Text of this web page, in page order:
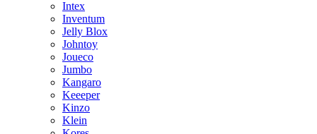
Intex
Inventum
Jelly Blox
Johntoy
Joueco
Jumbo
Kangaro
Keeeper
Kinzo
Klein